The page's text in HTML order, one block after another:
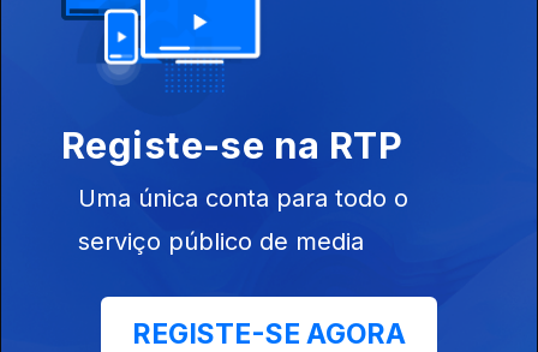
Ep. 17
Registe-se na RTP
Uma única conta para todo o
serviço público de media
REGISTE-SE AGORA